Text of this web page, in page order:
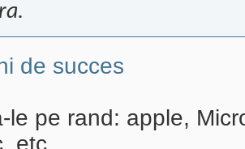
de succes
le pe rand: apple,